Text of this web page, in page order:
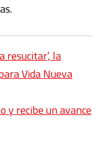
resucitar’, la
Vida Nueva
y recibe un avance